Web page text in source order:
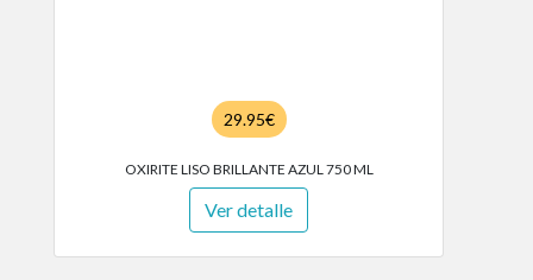
29.95€
OXIRITE LISO BRILLANTE AZUL 750 ML
Ver detalle